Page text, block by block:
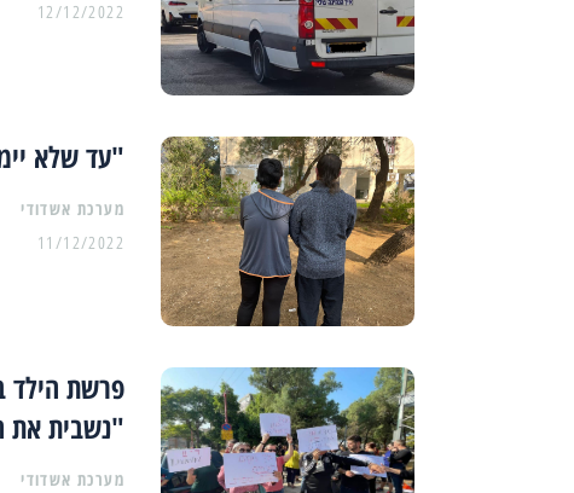
12/12/2022
"עד שלא
מערכת אשדודי
11/12/2022
"נשבית את
מערכת אשדודי